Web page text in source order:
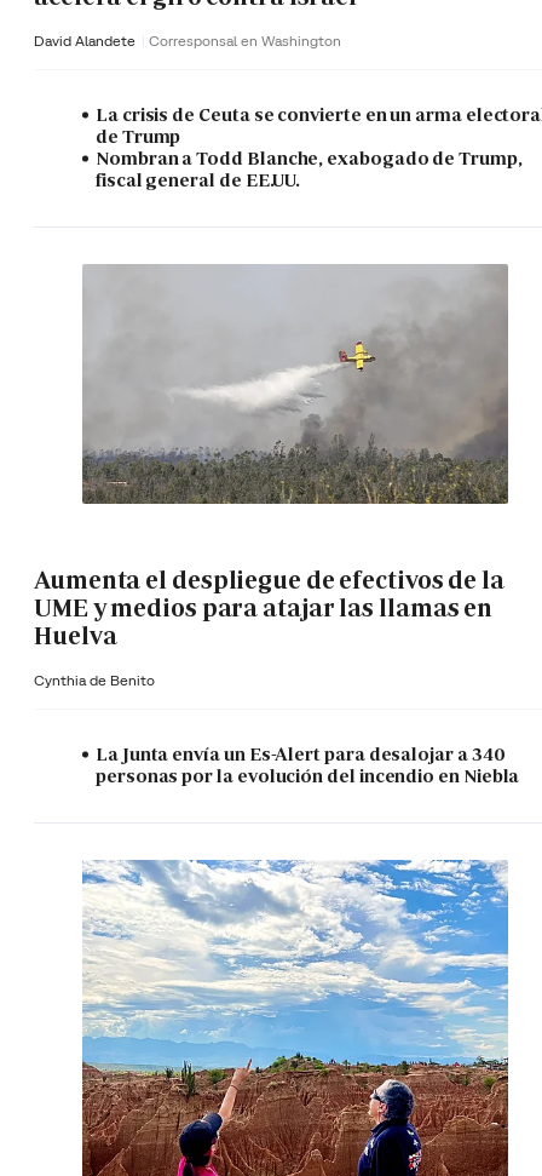
David Alandete Corresponsal en Washington
La crisis de Ceuta se convierte en un arma
de Trump
Nombran a Todd Blanche, exabogado de Trump,
fiscal general de EE.UU.
Aumenta el despliegue de efectivos de la
UME y medios para atajar las llamas en
Huelva
Cynthia de Benito
La Junta envía un Es-Alert para desalojar a 340
personas por la evolución del incendio en Niebla